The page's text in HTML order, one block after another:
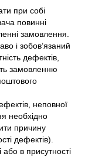
при собі
повинні
замовлення.
і зобов’язаний
дефектів,
замовленню
неповної
необхідно
причину
дефектів).
в присутності